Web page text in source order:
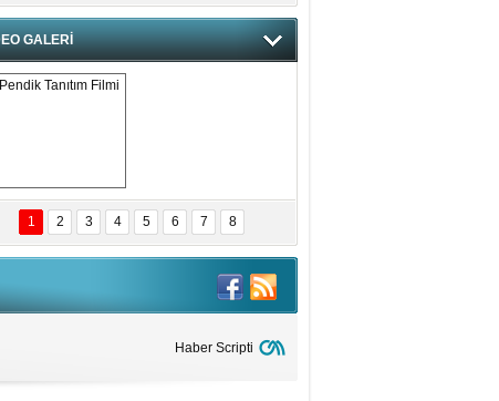
Saçak Akbulut
KERHANE!
Levent Ertekin
Medyanın Dijital Savaş Alanı
Kahyaoğlu
GALERİ
Pendik Tanıtım
Filmi
1 2 3 4 5 6 7 8
Haber Scripti